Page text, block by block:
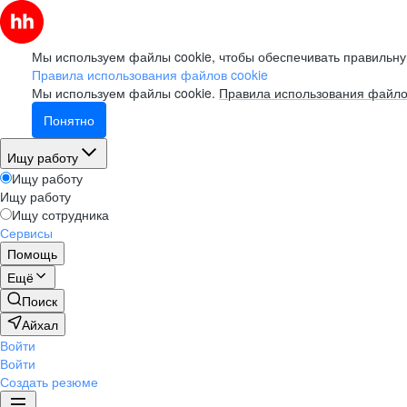
Мы используем файлы cookie, чтобы обеспечивать
Правила использования файлов cookie
Мы используем файлы cookie. Правила использования
Понятно
Ищу работу
Ищу работу
Ищу работу
Ищу сотрудника
Сервисы
Помощь
Ещё
Поиск
Айхал
Войти
Войти
Создать резюме